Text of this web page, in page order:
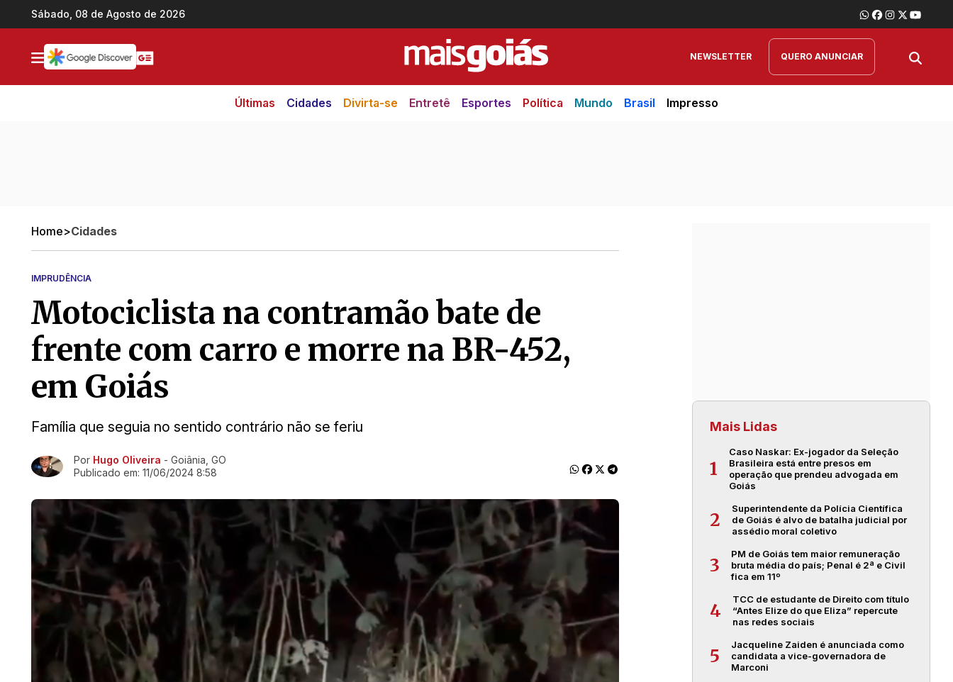
Ir direto pro conteúdo
Sábado, 08 de Agosto de 2026
NEWSLETTER QUERO ANUNCIAR
Últimas Cidades Divirta-se Entretê Esportes Política Mundo Brasil Impresso
Home>Cidades
IMPRUDÊNCIA
Motociclista na contramão bate de
frente com carro e morre na BR-452,
em Goiás
Família que seguia no sentido contrário não se feriu
Ir direto pra matéria
Por Hugo Oliveira - Goiânia, GO
Publicado em: 11/06/2024 8:58
Mais Lidas
1
Caso Naskar: Ex-jogador da Seleção
Brasileira está entre presos em
operação que prendeu advogada em
Goiás
2
Superintendente da Polícia Científica
de Goiás é alvo de batalha judicial por
assédio moral coletivo
3
PM de Goiás tem maior remuneração
bruta média do país; Penal é 2ª e Civil
fica em 11º
4
TCC de estudante de Direito com título
“Antes Elize do que Eliza” repercute
nas redes sociais
5
Jacqueline Zaiden é anunciada como
candidata a vice-governadora de
Marconi